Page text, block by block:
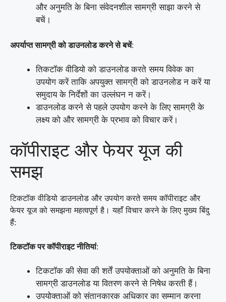
और अनुमति के बिना संवेदनशील सामग्री साझा करने से
बचें।
अपर्याप्त सामग्री को डाउनलोड करने से बचें:
तिकटॉक वीडियो को डाउनलोड करते समय विवेक का
उपयोग करें ताकि अपयुक्त सामग्री को डाउनलोड न करें या
समुदाय के निर्देशों का उल्लंघन न करें।
डाउनलोड करने से पहले उपयोग करने के लिए सामग्री के
लक्ष्य को और सामग्री के प्रभाव को विचार करें।
कॉपीराइट और फेयर यूज की
समझ
टिकटॉक वीडियो डाउनलोड और उपयोग करते समय कॉपीराइट और
फेयर यूज को समझना महत्वपूर्ण है। यहाँ विचार करने के लिए मुख्य बिंदु
हैं:
टिकटॉक पर कॉपीराइट नीतियां:
टिकटॉक की सेवा की शर्तें उपयोक्ताओं को अनुमति के बिना
सामग्री डाउनलोड या वितरण करने से निषेध करती हैं।
उपयोक्ताओं को संतानकारक अधिकार का सम्मान करना